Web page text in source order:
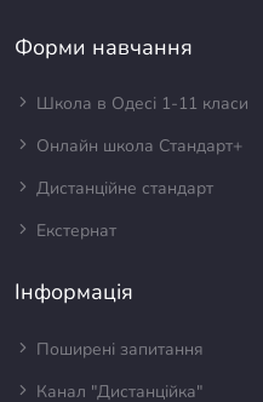
Форми навчання
Школа в Одесі 1-11 класи
Онлайн школа Стандарт+
Дистанційне стандарт
Екстернат
Інформація
Поширені запитання
Канал "Дистанційка"